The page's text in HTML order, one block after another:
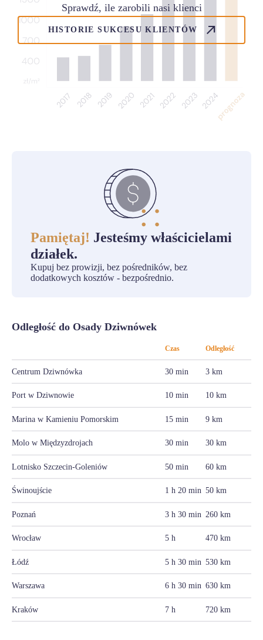
Sprawdź, ile zarobili nasi klienci
HISTORIE SUKCESU KLIENTÓW
Pamiętaj! Jesteśmy właścicielami
działek.
Kupuj bez prowizji, bez pośredników, bez
dodatkowych kosztów - bezpośrednio.
Odległość do Osady Dziwnówek
Czas Odległość
Centrum Dziwnówka 30 min 3 km
Port w Dziwnowie 10 min 10 km
Marina w Kamieniu Pomorskim 15 min 9 km
Molo w Międzyzdrojach 30 min 30 km
Lotnisko Szczecin-Goleniów 50 min 60 km
Świnoujście 1 h 20 min 50 km
Poznań 3 h 30 min 260 km
Wrocław 5 h 470 km
Łódź 5 h 30 min 530 km
Warszawa 6 h 30 min 630 km
Kraków 7 h 720 km